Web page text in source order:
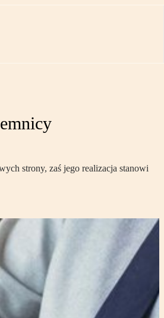
strony, zaś jego realizacja stanowi